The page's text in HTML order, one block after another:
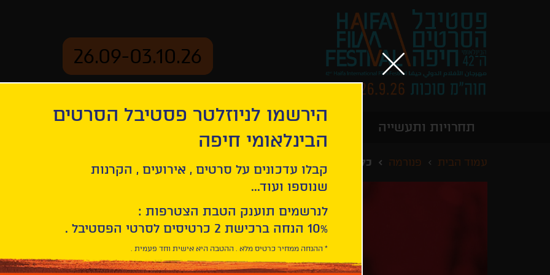
26.09-03.10.26
תחרויות ותעשייה
עמוד הבית פנורמה כלבים לא לובשים מכנסים
הירשמו לניוזלטר פסטיבל הסרטים
הבינלאומי חיפה
קבלו עדכונים על סרטים , אירועים , הקרנות
שנוספו ועוד...
לנרשמים תוענק הטבת הצטרפות :
10% הנחה ברכישת 2 כרטיסים לסרטי הפסטיבל .
* ההנחה ממחיר כרטיס מלא . ההטבה היא אישית וחד פעמית .